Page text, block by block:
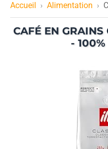
Accueil Alimentation
CAFÉ EN GRAINS
-